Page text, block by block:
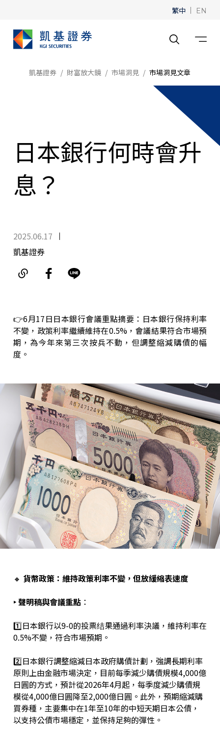
繁中 | EN
凱基證券 財富放大鏡 市場洞見 市場洞見文章
日本銀行何時會升
息？
2025.06.17
凱基證券
👉6月17日日本銀行會議重點摘要：日本銀行保持利率
不變，政策利率繼續維持在0.5%，會議結果符合市場預
期，為今年來第三次按兵不動，但調整縮減購債的幅
度。
🔸 貨幣政策：維持政策利率不變，但放緩縮表速度
‣ 聲明稿與會議重點：
1️⃣日本銀行以9-0的投票结果通過利率決議，維持利率在
0.5%不變，符合市場預期。
2️⃣日本銀行調整縮減日本政府購債計劃，強調長期利率
原則上由金融市場決定，目前每季減少購債規模4,000億
日圓的方式，預計從2026年4月起，每季度減少購債規
模從4,000億日圓降至2,000億日圓。此外，預期縮減購
買券種，主要集中在1年至10年的中短天期日本公債，
以支持公債市場穩定，並保持足夠的彈性。